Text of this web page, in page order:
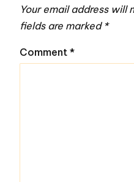
Your email address will
fields are marked *
Comment *